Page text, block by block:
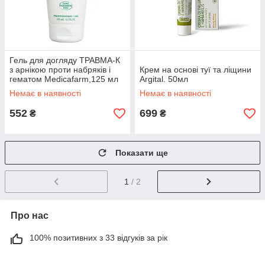
Гель для догляду ТРАВМА-К
з арнікою проти набряків і
гематом Medicafarm,125 мл
Немає в наявності
552 ₴
Крем на основі туї та ліщини
Argital. 50мл
Немає в наявності
699 ₴
Показати ще
1 / 2
Про нас
100% позитивних з 33 відгуків за рік